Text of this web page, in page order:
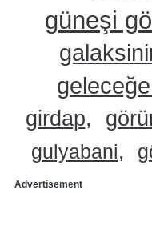
güneşi
girdap
gulyabani
Advertisement